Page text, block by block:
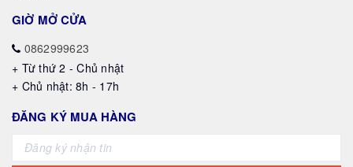
GIỜ MỞ CỬA
0862999623
+ Từ thứ 2 - Chủ nhật
+ Chủ nhật: 8h - 17h
ĐĂNG KÝ MUA HÀNG